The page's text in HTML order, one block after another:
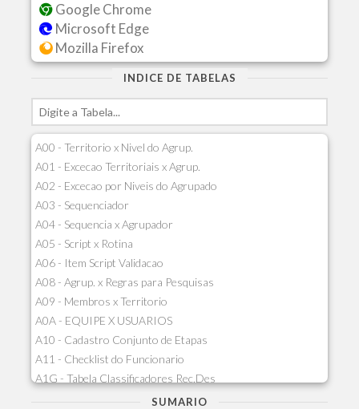
Google Chrome
Microsoft Edge
Mozilla Firefox
INDICE DE TABELAS
A00 - Territorio x Nivel do Agrup.
A01 - Excecao Territoriais x Agrup.
A02 - Excecao por Niveis do Agrupado
A03 - Sequenciador
A04 - Sequencia x Agrupador
A05 - Script x Rotina
A06 - Item Script Validacao
A08 - Agrup. x Regras para Pesquisas
A09 - Membros x Territorio
A0A - EQUIPE X USUARIOS
A10 - Cadastro Conjunto de Etapas
A11 - Checklist do Funcionario
A1G - Tabela Classificadores Rec.Des
A1H - Itens Tabela Classif.Rec.Desp.
SUMARIO